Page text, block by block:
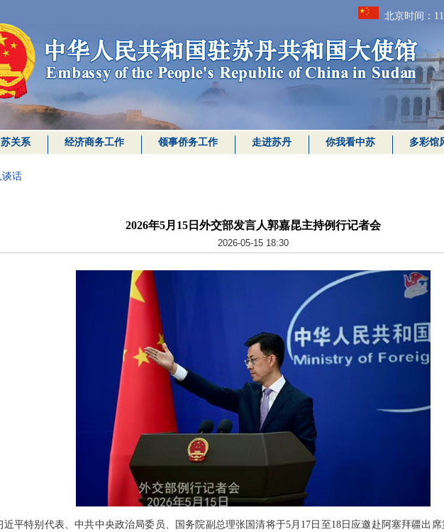
北京时间：
关系 经济商务工作 领事侨务工作 走进苏丹 你我看中苏 多彩馆
谈话
2026年5月15日外交部发言人郭嘉昆主持例行记者会
2026-05-15 18:30
近平特别代表、中共中央政治局委员、国务院副总理张国清将于5月17日至18日应邀赴阿塞拜疆出